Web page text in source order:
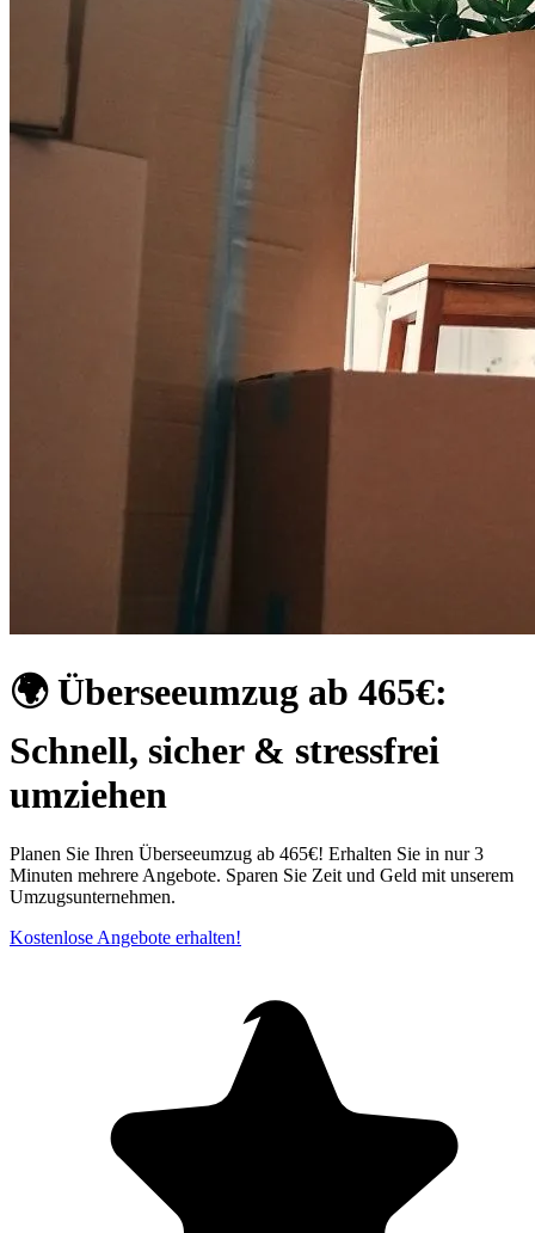
🌍 Überseeumzug ab 465€:
Schnell, sicher & stressfrei
umziehen
Planen Sie Ihren Überseeumzug ab 465€! Erhalten Sie in nur 3
Minuten mehrere Angebote. Sparen Sie Zeit und Geld mit unserem
Umzugsunternehmen.
Kostenlose Angebote erhalten!